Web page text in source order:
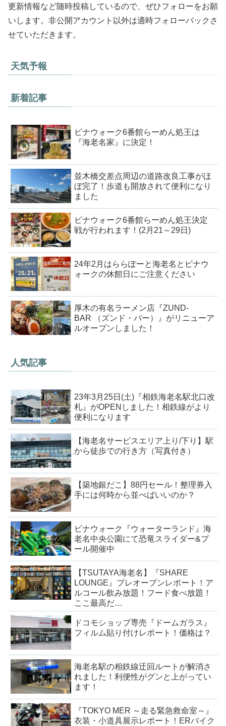
更新情報など随時投稿しているので、ぜひフォローをお願
いします。非公開アカウント以外は適時フォローバックさ
せていただきます。
天気予報
新着記事
ビナウォーク6番館らーめん処王は
『海老名家』に決定！
並木橋交差点周辺の道路改良工事がほ
ぼ完了！歩道も開放されて便利になり
ました
ビナウォーク6番館らーめん処王決定
戦が行われます！(2月21～29日)
24年2月はららぽーと海老名とビナウ
ォークの休館日にご注意ください
厚木の有名ラーメン店『ZUND-
BAR （ズンド・バー）』がリニューア
ルオープンしました！
人気記事
23年3月25日(土)『相鉄海老名駅北口改
札』がOPENしました！相鉄線がより
便利になります
【海老名サービスエリア上り/下り】駅
から徒歩での行き方（写真付き）
【築地銀だこ】88円セール！整理券入
手には何時から並べばいいのか？
ビナウォーク『ウォーターランド』海
老名中央公園にて恐竜スライダー&プ
ール開催中
【TSUTAYA海老名】『SHARE
LOUNGE』プレオープンレポート！ア
ルコール飲み放題！フード食べ放題！
ここ最高だ…
ドコモショップ専売『ドームガラス』
フィルム貼り付けレポート！価格は？
海老名駅の相鉄線迂回ルートが解消さ
れました！利便性がグンと上がってい
ます！
『TOKYO MER ～走る緊急救命室～』
衣装・小道具展示レポート！ERバイク